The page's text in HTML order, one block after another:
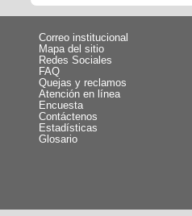
Correo institucional
Mapa del sitio
Redes Sociales
FAQ
Quejas y reclamos
Atención en línea
Encuesta
Contáctenos
Estadísticas
Glosario